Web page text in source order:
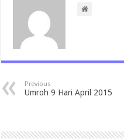
Previous
Umroh 9 Hari April 2015